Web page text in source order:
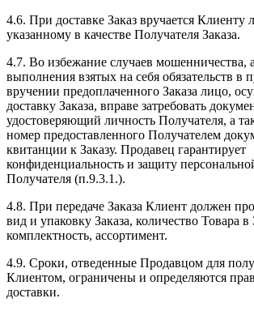
4.6. При доставке Заказ вручается Клиенту
указанному в качестве Получателя Заказа.
4.7. Во избежание случаев мошенничества,
выполнения взятых на себя обязательств в
вручении предоплаченного Заказа лицо,
доставку Заказа, вправе затребовать
удостоверяющий личность Получателя, а
номер предоставленного Получателем
квитанции к Заказу. Продавец гарантирует
конфиденциальность и защиту
Получателя (п.9.3.1.).
4.8. При передаче Заказа Клиент должен
вид и упаковку Заказа, количество Товара в
комплектность, ассортимент.
4.9. Сроки, отведенные Продавцом для
Клиентом, ограничены и определяются
доставки.